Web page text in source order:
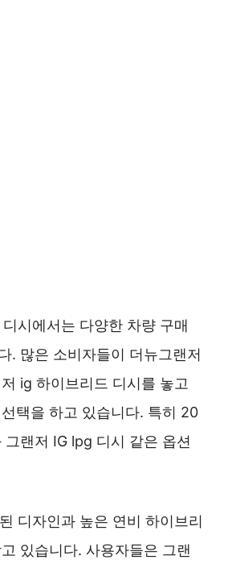
시에서는 다양한 차량 구매
. 많은 소비자들이 더뉴그랜저
ig 하이브리드 디시를 놓고
택을 하고 있습니다. 특히 20
그랜저 IG lpg 디시 같은 옵션
디자인과 높은 연비 하이브리
있습니다. 사용자들은 그랜